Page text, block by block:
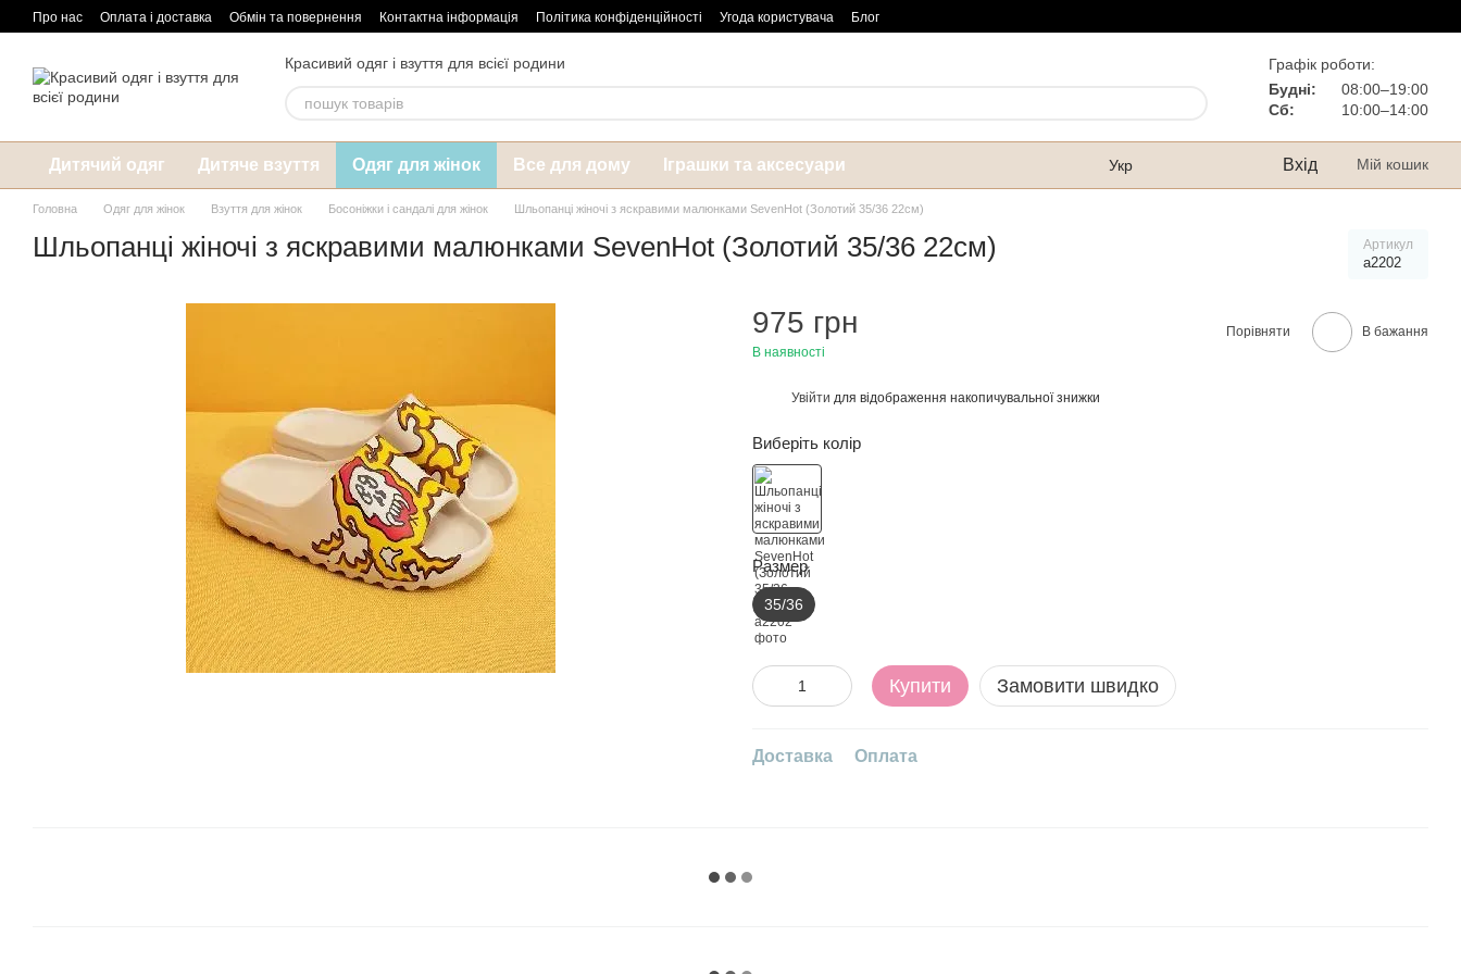
Перейти до основного контенту
Про нас Оплата і доставка Обмін та повернення Контактна інформація Політика конфіденційності Угода користувача Блог
Красивий одяг і взуття для всієї родини
Графік роботи:
Будні:
08:00–19:00
Сб:
10:00–14:00
Дитячий одяг Дитяче взуття Одяг для жінок Все для дому Іграшки та аксесуари Укр Вхід Мій кошик
Головна Одяг для жінок Взуття для жінок Босоніжки і сандалі для жінок Шльопанці жіночі з яскравими малюнками SevenHot (Золотий 35/36 22см)
Шльопанці жіночі з яскравими малюнками SevenHot (Золотий 35/36 22см) Артикул
а2202
975 грн
В наявності
Порівняти В бажання
Увійти для відображення накопичувальної знижки
Виберіть колір
Размер
35/36
Купити Замовити швидко
Доставка Оплата